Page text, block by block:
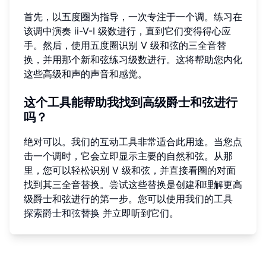
首先，以五度圈为指导，一次专注于一个调。练习在
该调中演奏 ii-V-I 级数进行，直到它们变得得心应
手。然后，使用五度圈识别 V 级和弦的三全音替
换，并用那个新和弦练习级数进行。这将帮助您内化
这些高级和声的声音和感觉。
这个工具能帮助我找到高级爵士和弦进行
吗？
绝对可以。我们的互动工具非常适合此用途。当您点
击一个调时，它会立即显示主要的自然和弦。从那
里，您可以轻松识别 V 级和弦，并直接看圈的对面
找到其三全音替换。尝试这些替换是创建和理解更高
级爵士和弦进行的第一步。您可以使用我们的工具
探索爵士和弦替换 并立即听到它们。